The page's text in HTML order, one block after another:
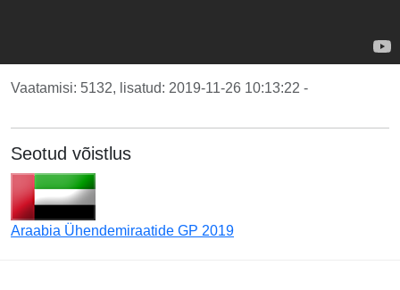
Vaatamisi: 5132, lisatud: 2019-11-26 10:13:22 -
Seotud võistlus
Araabia Ühendemiraatide GP 2019